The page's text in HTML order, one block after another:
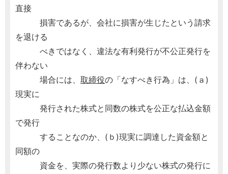
直接
損害であるが、会社に損害が生じたという請求
を退ける
べきではなく、違法な有利発行が不公正発行を
伴わない
場合には、 取締役の「なすべき行為」は、(ａ)
現実に
発行された株式と同数の株式を公正な払込金額
で発行
することなのか、(ｂ)現実に調達した資金額と
同額の
資金を、実際の発行数より少ない株式の発行に